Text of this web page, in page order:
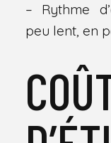
– Rythme
peu lent, en